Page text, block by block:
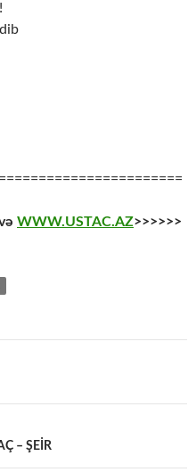
WWW.USTAC.AZ>>>>>>
– ŞEİR